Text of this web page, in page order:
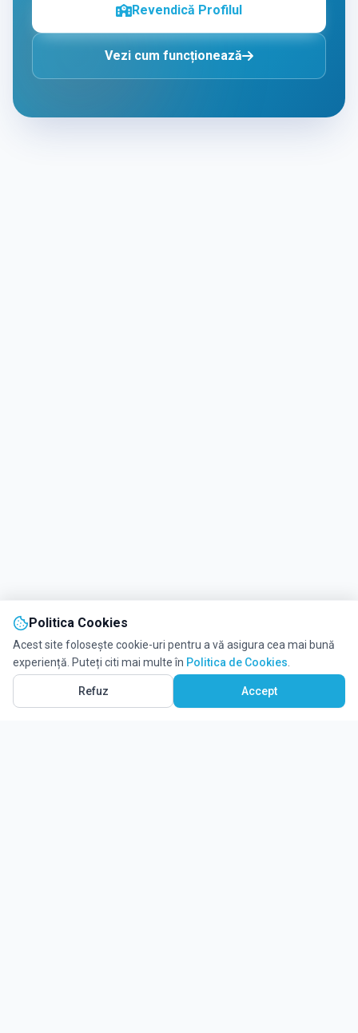
Revendică Profilul
Vezi cum funcționează
Politica Cookies
Acest site folosește cookie-uri pentru a vă asigura cea mai bună
experiență. Puteți citi mai multe în Politica de Cookies
Refuz Accept